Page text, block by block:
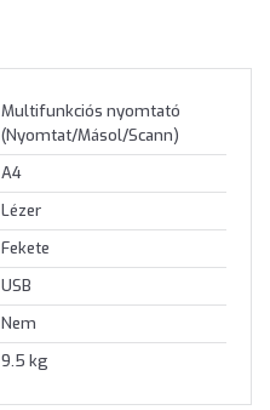
Multifunkciós nyomtató
(Nyomtat/Másol/Scann)
A4
Lézer
Fekete
USB
Nem
9.5 kg